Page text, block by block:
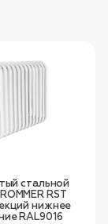
стальной
RST
нижнее
RAL9016